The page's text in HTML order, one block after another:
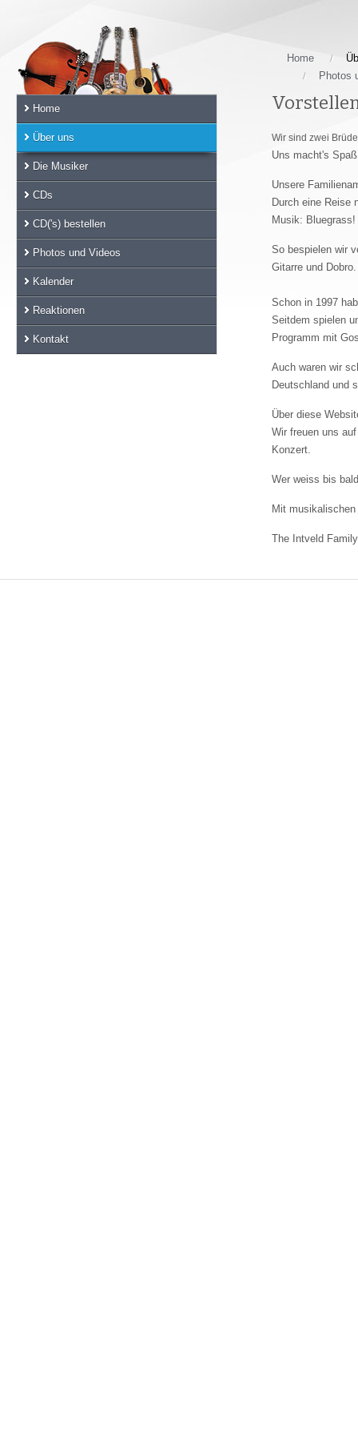
the
main
content
Jump
the
main
menu
the
sub
menu
Jump
to
the
search
Home
Photos
Wir sind zwei
Uns macht's
Unsere
Durch eine Reise
Musik: Bluegrass!
So bespielen wir
Gitarre und Dobro.
Schon in 1997
Seitdem spielen
Programm mit
Auch waren wir
Deutschland und
Über diese
Wir freuen uns
Konzert.
Wer weiss bis
Mit
The Intveld Family
Home
Über uns
Die Musiker
CDs
CD('s) bestellen
Photos und Videos
Kalender
Reaktionen
Kontakt